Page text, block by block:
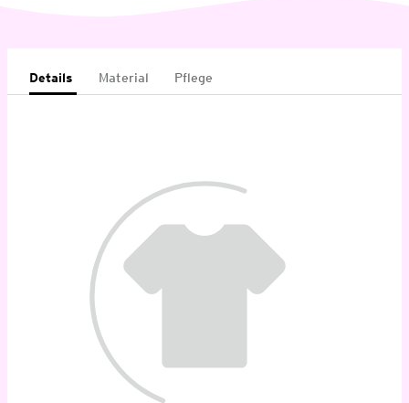
Details Material Pflege